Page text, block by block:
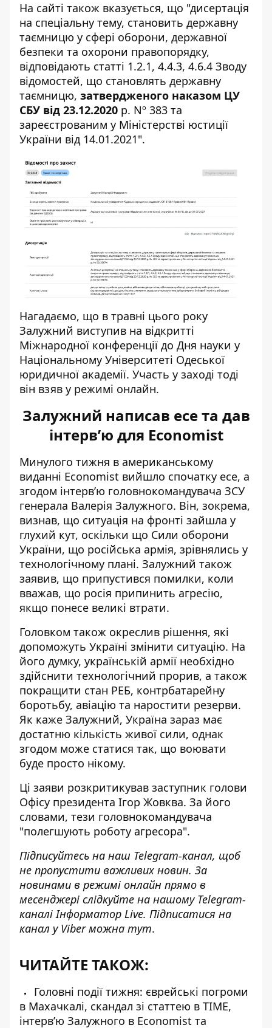
На сайті також вказується, що "дисертація
на спеціальну тему, становить державну
таємницю у сфері оборони, державної
безпеки та охорони правопорядку,
відповідають статті 1.2.1, 4.4.3, 4.6.4 Зводу
відомостей, що становлять державну
таємницю, затвердженого наказом ЦУ
СБУ від 23.12.2020 р. Nº 383 та
зареєстрованим у Міністерстві юстиції
України від 14.01.2021".
Нагадаємо, що в травні цього року
Залужний виступив на відкритті
Міжнародної конференції до Дня науки у
Національному Університеті Одеської
юридичної академії. Участь у заході тоді
він взяв у режимі онлайн.
Залужний написав есе та дав
інтервʼю для Economist
Минулого тижня в американському
виданні Economist вийшло спочатку есе, а
згодом інтервʼю головнокомандувача ЗСУ
генерала Валерія Залужного. Він, зокрема,
визнав, що ситуація на фронті зайшла у
глухий кут, оскільки що Сили оборони
України, що російська армія, зрівнялись у
технологічному плані. Залужний також
заявив, що припустився помилки, коли
вважав, що росія припинить агресію,
якщо понесе великі втрати.
Головком також окреслив рішення, які
допоможуть Україні змінити ситуацію. На
його думку, українській армії необхідно
здійснити технологічний прорив, а також
покращити стан РЕБ, контрбатарейну
боротьбу, авіацію та наростити резерви.
Як каже Залужний, Україна зараз має
достатню кількість живої сили, однак
згодом може статися так, що воювати
буде просто нікому.
Ці заяви розкритикував заступник голови
Офісу президента Ігор Жовква. За його
словами, тези головнокомандувача
"полегшують роботу агресора".
Підписуйтесь на наш Telegram-канал, щоб
не пропустити важливих новин. За
новинами в режимі онлайн прямо в
месенджері слідкуйте на нашому Telegram-
каналіІнформатор Live. Підписатися на
канал у Viber можна тут.
ЧИТАЙТЕ ТАКОЖ:
Головні події тижня: єврейські погроми
в Махачкалі, скандал зі статтею в TIME,
інтерв’ю Залужного в Economist та